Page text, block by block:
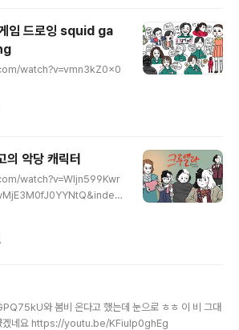
임 드로잉 squid ga
watch?v=vmn3kZ0x0
의 악당 캐릭터
watch?v=WIjn599Kwr
보이던데, 크루엘라가 원조
연기력으로 꾹꾹 눌러줍니
런 배우는 두고 하는 말인가 봅
안 불안한 사이코스러운 연기
와 봄비 온다고 했는데 눈으로 ㅎㅎ 이 비 그대
겠네요 https://youtu.be/KFiulp0ghEg